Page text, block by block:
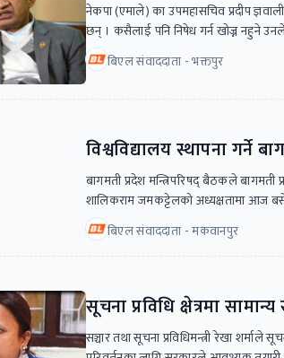
नेकपा (एमाले) का उपमहासचिव प्रदीप
छन् । कसैलाई पनि निषेध गर्न खोज्न नहुने
बिएल संवाददाता - भक्तपुर
विश्वविद्यालय स्थापना गर्ने
बागमती प्रदेश मन्त्रिपरिषद् बैठकले बागमती
शालिकराम जमकट्टेलको अध्यक्षतामा आज
बिएल संवाददाता - मकवानपुर
सूचना प्रविधि क्षेत्रमा
सञ्चार तथा सूचना प्रविधिमन्त्री रेखा